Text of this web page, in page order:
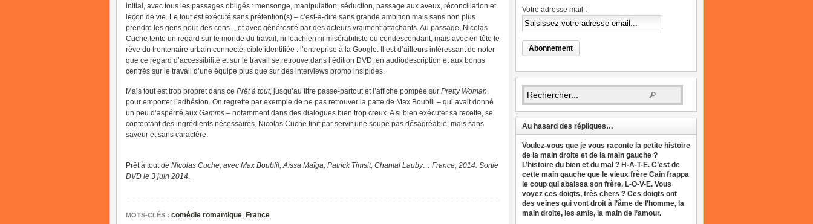
initial, avec tous les passages obligés : mensonge, manipulation, séduction, passage aux aveux, réconciliation et
leçon de vie. Le tout est exécuté sans prétention(s) – c’est-à-dire sans grande ambition mais sans non plus
prendre les gens pour des cons -, et avec générosité par des acteurs vraiment attachants. Au passage, Nicolas
Cuche tente un regard sur le monde du travail, ni loachien ni misérabiliste ou condescendant, mais avec en tête le
rêve du trentenaire urbain connecté, cible identifiée : l’entreprise à la Google.
Il est d’ailleurs intéressant de noter
que ce regard d’accessibilité et sur le travail se retrouve dans l’édition DVD, en audiodescription et aux bonus
centrés sur le travail d’une équipe plus que sur des interviews promo insipides.
Mais tout est trop propret dans ce Prêt à tout, jusqu’au titre passe-partout et l’affiche pompée sur Pretty Woman,
pour emporter l’adhésion. On regrette par exemple de ne pas retrouver la patte de Max Boublil – qui avait donné
un peu d’aspérité aux Gamins – notamment dans des dialogues bien trop creux. A si bien exécuter sa recette, se
contentant des ingrédients nécessaires, Nicolas Cuche finit par servir une soupe pas désagréable, mais sans
saveur et sans caractère.
Prêt à toutde Nicolas Cuche, avec Max Boublil, Aïssa Maïga, Patrick Timsit, Chantal Lauby… France, 2014. Sortie
DVD le 3 juin 2014.
MOTS-CLÉS : comédie romantique, France
Votre adresse mail :
Au hasard des répliques…
Voulez-vous que je vous raconte la petite histoire
de la main droite et de la main gauche ?
L’histoire du bien et du mal ? H-A-T-E. C’est de
cette main gauche que le vieux frère Cain frappa
le coup qui abaissa son frère. L-O-V-E. Vous
voyez ces doigts, très chers ? Ces doigts ont
des veines qui vont droit à l’âme de l’homme, la
main droite, les amis, la main de l’amour.